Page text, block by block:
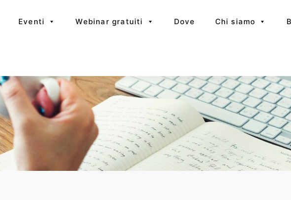
Eventi Webinar gratuiti Dove Chi siamo